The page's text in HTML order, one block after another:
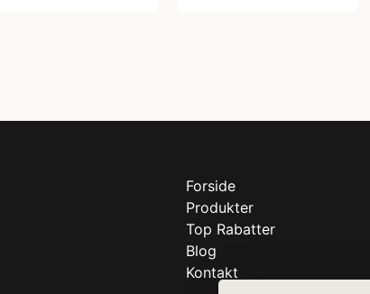
Forside
Produkter
Top Rabatter
Blog
Kontakt